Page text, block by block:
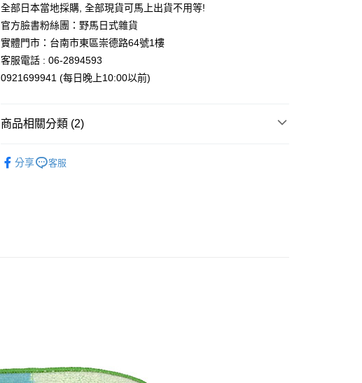
匯豐（台灣）商業銀行
華泰商業銀行
聯邦商業銀行
玉山商業銀行
星展（台灣）商業銀行
台新國際商業銀行
台灣樂天信用卡公司
街口支付
悠遊付
Google Pay
全家取貨付款
全部日本當地採購, 全部現貨可馬上出貨不用等!
官方臉書粉絲團：野馬日式雜貨
實體門市：台南市東區崇德路64號1樓
客服電話 : 06-2894593
0921699941 (每日晚上10:00以前)
商品相關分類 (2)
分享 客服